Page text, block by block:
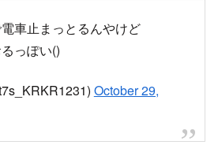
車止まっとるんやけど
っぽい()
October 29,